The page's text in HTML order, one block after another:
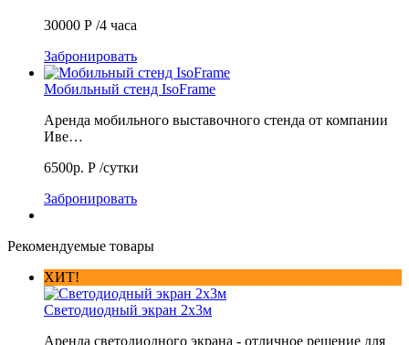
30000 Р /4 часа
Забронировать
Мобильный стенд IsoFrame
Аренда мобильного выставочного стенда от компании
Иве…
6500р. Р /сутки
Забронировать
Рекомендуемые товары
ХИТ!
Светодиодный экран 2х3м
Аренда светодиодного экрана - отличное решение для